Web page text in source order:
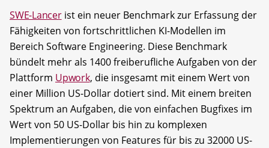
SWE-Lancerist ein neuer Benchmark zur Erfassung der
Fähigkeiten von fortschrittlichen KI-Modellen im
Bereich Software Engineering. Diese Benchmark
bündelt mehr als 1400 freiberufliche Aufgaben von der
Plattform Upwork, die insgesamt mit einem Wert von
einer Million US-Dollar dotiert sind. Mit einem breiten
Spektrum an Aufgaben, die von einfachen Bugfixes im
Wert von 50 US-Dollar bis hin zu komplexen
Implementierungen von Features für bis zu 32000 US-